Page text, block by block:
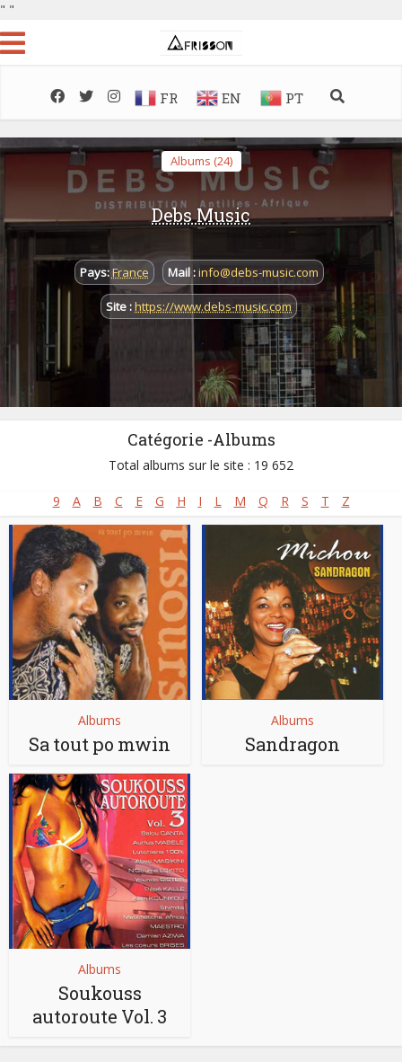
" "
FR EN PT
Albums (24)
Debs Music
Pays:France Mail :info@debs-music.com
Site :https://www.debs-music.com
Catégorie -Albums
Total albums sur le site : 19 652
9 A B C E G H I L M Q R S T Z
Albums
Sa tout po mwin
Albums
Sandragon
Albums
Soukouss
autoroute Vol. 3